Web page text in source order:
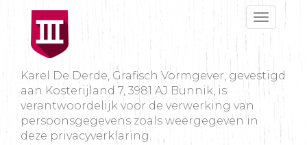
Toggle
Karel De Derde, Grafisch Vormgever, gevestigd
aan Kosterijland 7, 3981 AJ Bunnik, is
verantwoordelijk voor de verwerking van
persoonsgegevens zoals weergegeven in
deze privacyverklaring.